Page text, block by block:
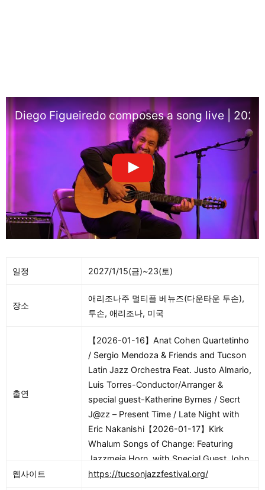
Diego Figueiredo composes a song live |
일정 2027/1/15(금)~23(토)
장소
애리조나주 멀티플 베뉴즈(다운타운 투손),
투손, 애리조나, 미국
출연
【2026-01-16】Anat Cohen Quartetinho
/ Sergio Mendoza & Friends and Tucson
Latin Jazz Orchestra Feat. Justo Almario,
Luis Torres-Conductor/Arranger &
special guest-Katherine Byrnes / Secrt
J@zz – Present Time / Late Night with
Eric Nakanishi【2026-01-17】Kirk
Whalum Songs of Change: Featuring
Jazzmeia Horn, with Special Guest John
Stoddart / Sullivan Fortner Trio / The
웹사이트 https://tucsonjazzfestival.org/